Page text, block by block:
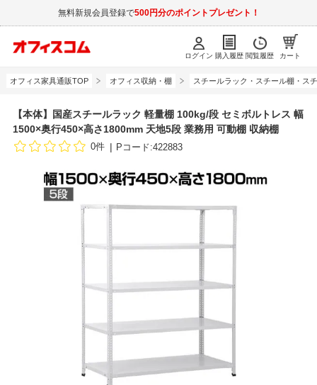
無料新規会員登録で500円分のポイントプレゼント！
ログイン 購入履歴 閲覧履歴 カート
オフィス家具通販TOP オフィス収納・棚 スチールラック・スチール棚・ス
【本体】国産スチールラック 軽量棚 100kg/段 セミボルトレス 幅
1500×奥行450×高さ1800mm 天地5段 業務用 可動棚 収納棚
0件 Pコード:422883